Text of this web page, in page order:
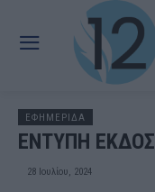
ΕΦΗΜΕΡΙΔΑ
ΕΝΤΥΠΗ
28 Ιουλίου, 2024